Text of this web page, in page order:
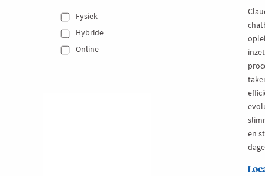
Fysiek
Hybride
Online
en